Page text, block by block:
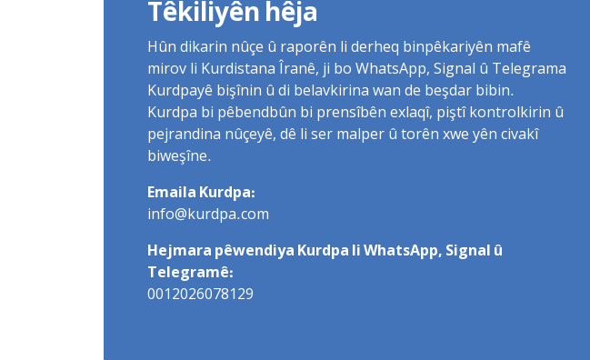
Têkiliyên hêja
Hûn dikarin nûçe û raporên li derheq binpêkariyên mafê
mirov li Kurdistana Îranê, ji bo WhatsApp, Signal û Telegrama
Kurdpayê bişînin û di belavkirina wan de beşdar bibin.
Kurdpa bi pêbendbûn bi prensîbên exlaqî, piştî kontrolkirin û
pejrandina nûçeyê, dê li ser malper û torên xwe yên civakî
biweşîne.
Emaila Kurdpa:
info@kurdpa.com
Hejmara pêwendiya Kurdpa li WhatsApp, Signal û
Telegramê:
0012026078129